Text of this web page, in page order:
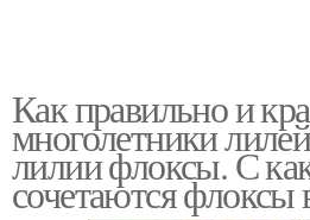
Как правильно и
многолетники
лилии флоксы. С
сочетаются флоксы